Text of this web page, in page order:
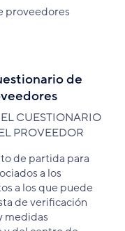
proveedores
de
de partida para
a los
a los que puede
de verificación
medidas